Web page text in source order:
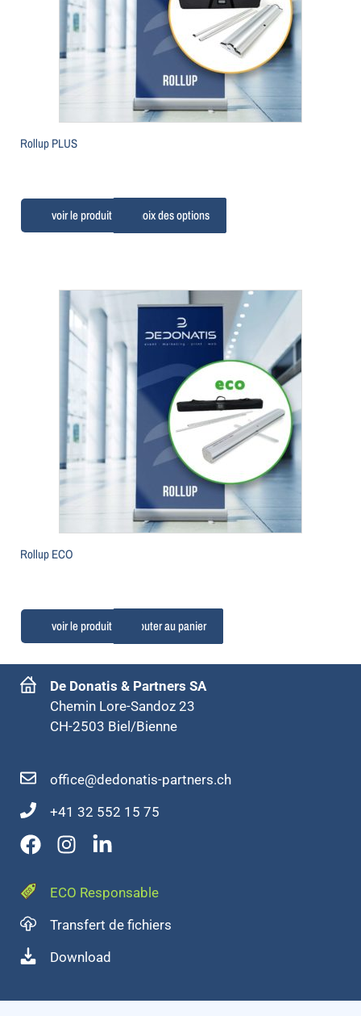
Rollup PLUS
Choix des options
Rollup ECO
Ajouter au panier
De Donatis & Partners SA
Chemin Lore-Sandoz 23
CH-2503 Biel/Bienne
office@dedonatis-partners.ch
+41 32 552 15 75
ECO Responsable
Transfert de fichiers
Download